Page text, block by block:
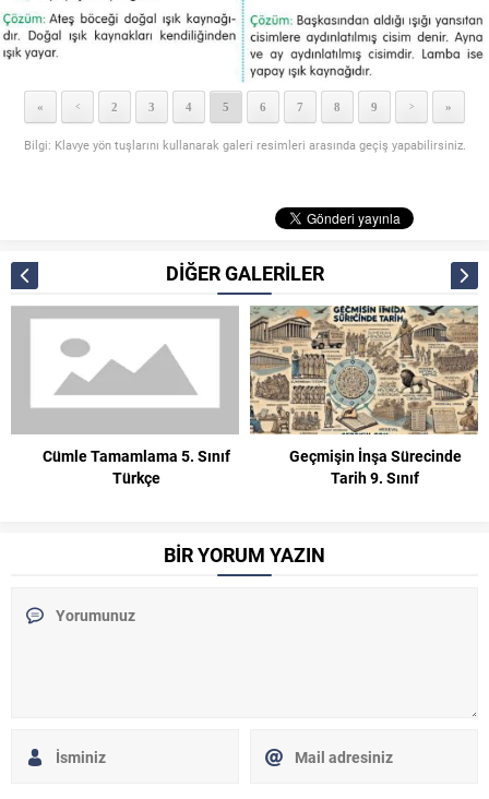
« < 2 3 4 5 6 7 8 9 > »
Bilgi: Klavye yön tuşlarını kullanarak galeri resimleri arasında geçiş yapabilirsiniz.
DİĞER GALERİLER
Cümle Tamamlama 5. Sınıf
Türkçe
Geçmişin İnşa Sürecinde
Tarih 9. Sınıf
BİR YORUM YAZIN